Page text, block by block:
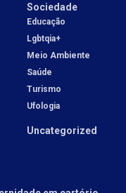
Sociedade
Educação
Lgbtqia+
Meio Ambiente
Saúde
Turismo
Ufologia
Uncategorized